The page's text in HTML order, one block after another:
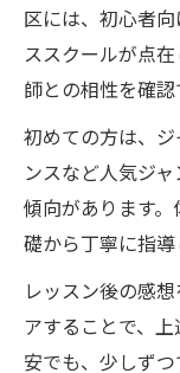
区には、初心者
ススクールが点
師との相性を確認
初めての方は、
ンスなど人気ジ
傾向があります
礎から丁寧に指導
レッスン後の感
アすることで、
安でも、少しず